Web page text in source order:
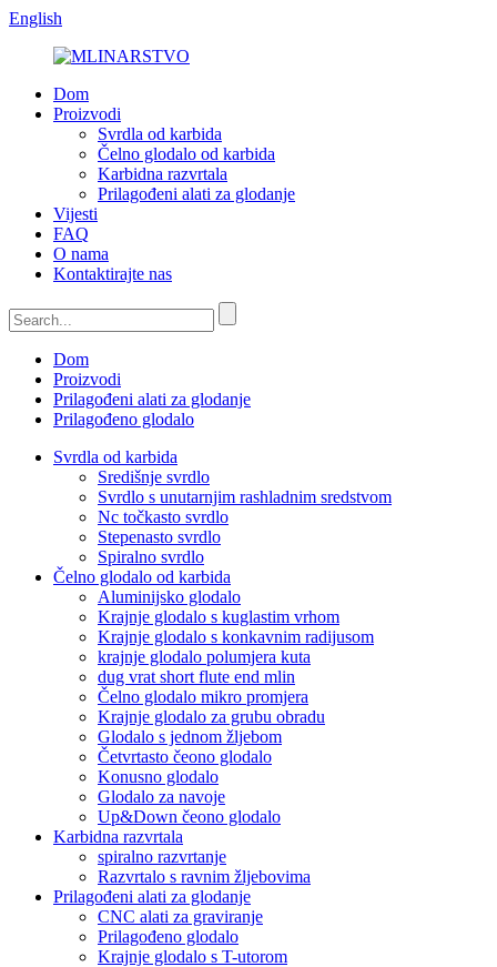
English
Dom
Proizvodi
Svrdla od karbida
Čelno glodalo od karbida
Karbidna razvrtala
Prilagođeni alati za glodanje
Vijesti
FAQ
O nama
Kontaktirajte nas
Dom
Proizvodi
Prilagođeni alati za glodanje
Prilagođeno glodalo
Svrdla od karbida
Središnje svrdlo
Svrdlo s unutarnjim rashladnim sredstvom
Nc točkasto svrdlo
Stepenasto svrdlo
Spiralno svrdlo
Čelno glodalo od karbida
Aluminijsko glodalo
Krajnje glodalo s kuglastim vrhom
Krajnje glodalo s konkavnim radijusom
krajnje glodalo polumjera kuta
dug vrat short flute end mlin
Čelno glodalo mikro promjera
Krajnje glodalo za grubu obradu
Glodalo s jednom žljebom
Četvrtasto čeono glodalo
Konusno glodalo
Glodalo za navoje
Up&Down čeono glodalo
Karbidna razvrtala
spiralno razvrtanje
Razvrtalo s ravnim žljebovima
Prilagođeni alati za glodanje
CNC alati za graviranje
Prilagođeno glodalo
Krajnje glodalo s T-utorom